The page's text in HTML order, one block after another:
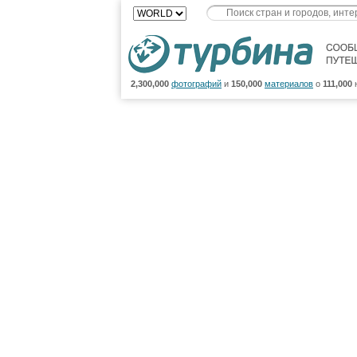
2,300,000 фотографий и 150,000 материалов о 111,000